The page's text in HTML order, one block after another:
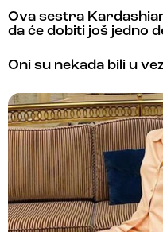
Ova sestra
da će dobiti još jedno
Oni su nekada bili u